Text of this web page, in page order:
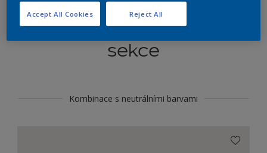
Koordinovat barevné
sekce
Kombinace s neutrálními barvami
Reject All
Accept All Cookies